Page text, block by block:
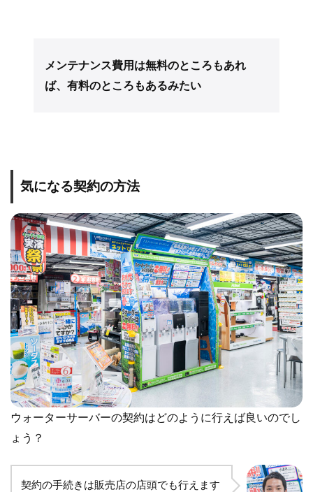
メンテナンス費用は無料のところもあれ
ば、有料のところもあるみたい
気になる契約の方法
ウォーターサーバーの契約はどのように行えば良いのでし
ょう？
契約の手続きは販売店の店頭でも行えます